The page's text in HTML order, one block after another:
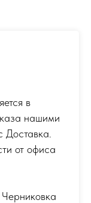
в
нашими
от офиса